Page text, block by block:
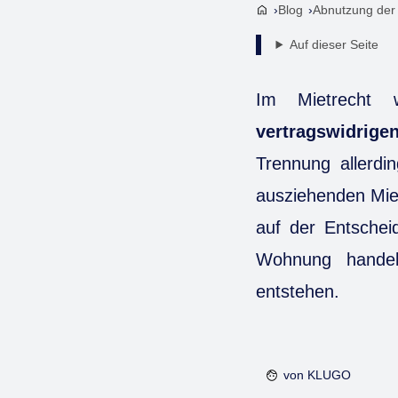
Blog Abnutzung
Auf dieser Seite
Im Mietrecht
Trennung
ausziehenden
auf der
Wohnung
entstehen.
von KLUGO